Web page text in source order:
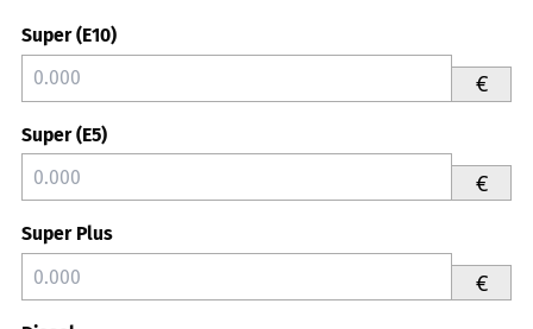
Super (E10)
€
Super (E5)
€
Super Plus
€